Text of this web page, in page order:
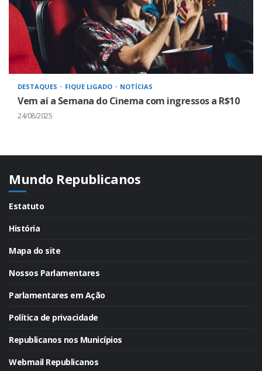
DESTAQUES FIQUE LIGADO NOTÍCIAS
Vem aí a Semana do Cinema com ingressos a R$10
24/08/2025
Mundo Republicanos
Estatuto
História
Mapa do site
Nossos Parlamentares
Parlamentares em Ação
Política de privacidade
Republicanos nos Municípios
Webmail Republicanos